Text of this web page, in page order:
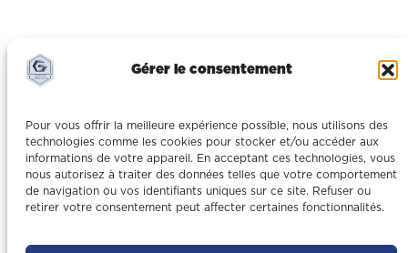
Gérer le consentement
Pour vous offrir la meilleure expérience possible, nous utilisons des
technologies comme les cookies pour stocker et/ou accéder aux
informations de votre appareil. En acceptant ces technologies, vous
nous autorisez à traiter des données telles que votre comportement
de navigation ou vos identifiants uniques sur ce site. Refuser ou
retirer votre consentement peut affecter certaines fonctionnalités.
Notre email
Notre téléphone